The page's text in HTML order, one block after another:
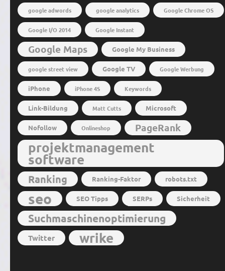
google adwords google analytics Google Chrome OS
Google I/O 2014 Google Instant
Google Maps Google My Business
google street view Google TV Google Werbung
iPhone iPhone 4S Keywords
Link-Bildung Matt Cutts Microsoft
Nofollow Onlineshop PageRank
projektmanagement
software
Ranking Ranking-Faktor robots.txt
seo SEO Tipps SERPs Sicherheit
Suchmaschinenoptimierung
Twitter wrike